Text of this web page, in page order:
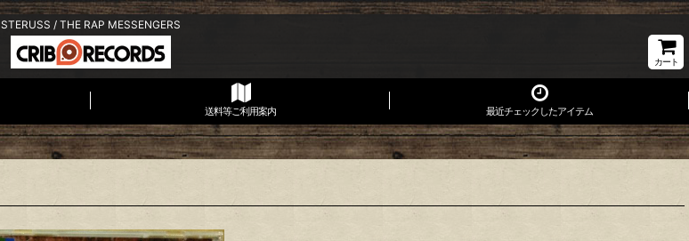
STERUSS / THE RAP MESSENGERS
カート
送料等ご利用案内 最近チェックしたアイテム